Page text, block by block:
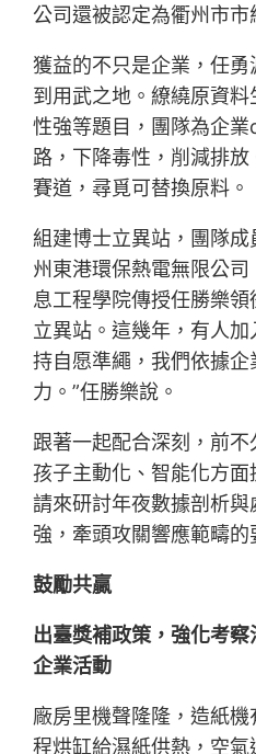
公司還被認定為衢州市市
獲益的不只是企業，任
到用武之地。繚繞原資
性強等題目，團隊為企
路，下降毒性，削減排
賽道，尋覓可替換原料。
組建博士立異站，團隊
州東港環保熱電無限公
息工程學院傳授任勝樂
立異站。這幾年，有人
持自愿準繩，我們依據
力。”任勝樂說。
跟著一起配合深刻，前
孩子主動化、智能化方
請來研討年夜數據剖析
強，牽頭攻關響應範疇的
鼓勵共贏
出臺獎補政策，強化考
企業活動
廠房里機聲隆隆，造紙
程烘缸給濕紙供熱，空氣